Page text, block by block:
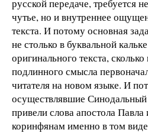
русской передаче, требуется
чутье, но и внутреннее
текста. И потому основная
не столько в буквальной
оригинального текста,
подлинного смысла
читателя на новом языке. И
осуществлявшие
привели слова апостола
коринфянам именно в том